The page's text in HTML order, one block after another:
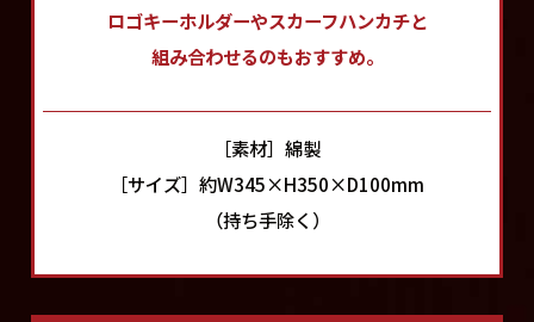
ロゴキーホルダーやスカーフハンカチと
組み合わせるのもおすすめ。
［素材］綿製
［サイズ］約W345×H350×D100mm
（持ち手除く）